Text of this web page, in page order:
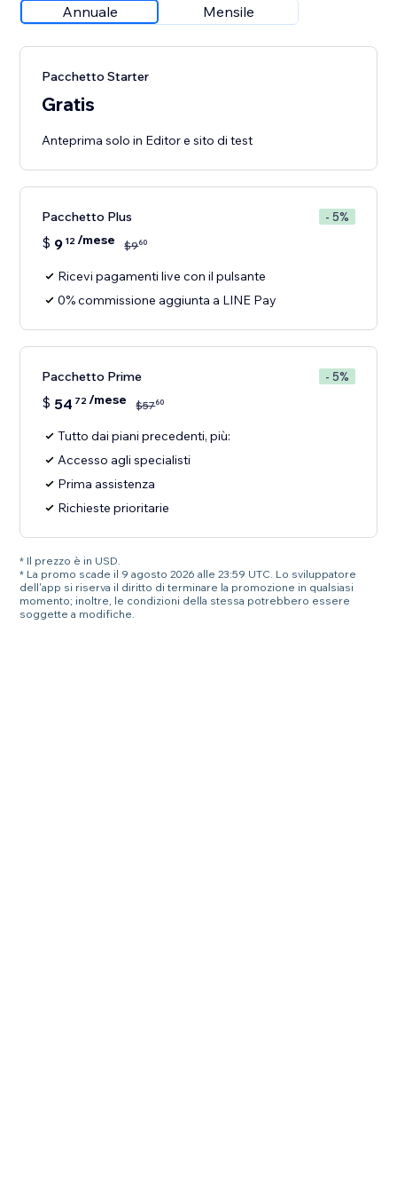
Annuale Mensile
Pacchetto Starter
Gratis
Anteprima solo in Editor e sito di test
Pacchetto Plus - 5%
$ 9 12/mese $960
Ricevi pagamenti live con il pulsante
0% commissione aggiunta a LINE Pay
Pacchetto Prime - 5%
$ 54 72/mese $5760
Tutto dai piani precedenti, più:
Accesso agli specialisti
Prima assistenza
Richieste prioritarie
* Il prezzo è in USD.
* La promo scade il 9 agosto 2026 alle 23:59 UTC. Lo sviluppatore
dell'app si riserva il diritto di terminare la promozione in qualsiasi
momento; inoltre, le condizioni della stessa potrebbero essere
soggette a modifiche.